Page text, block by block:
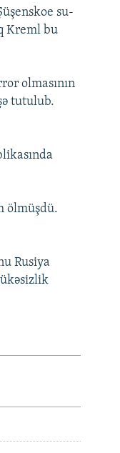
su-
Kreml bu
olmasının
tutulub.
ölmüşdü.
Rusiya